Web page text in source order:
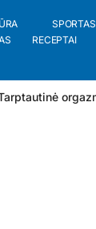
SPORTAS
RECEPTAI